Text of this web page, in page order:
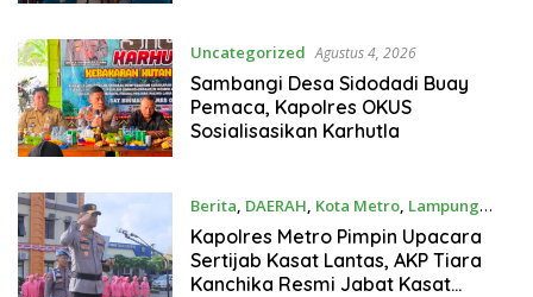
Uncategorized Agustus 4, 2026
Sambangi Desa Sidodadi Buay
Pemaca, Kapolres OKUS
Sosialisasikan Karhutla
Berita DAERAH Kota Metro, Lampung
Agustus 4, 2026
Kapolres Metro Pimpin Upacara
Sertijab Kasat Lantas, AKP Tiara
Kanchika Resmi Jabat Kasat